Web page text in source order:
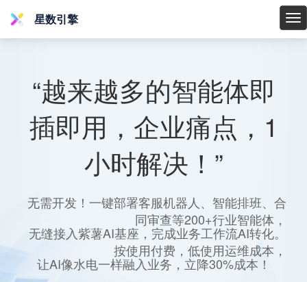
星
星数引擎
“越来越多的智能体即
插即用，企业痛点，1
小时解决！”
无需开发！一键部署客服机器人、智能排班、合
同审查等200+行业智能体，
无缝接入紫薯AI基座，完成业务工作流AI转化。
按使用付费，低使用运维成本，
让AI像水电一样融入业务，立降30%成本！